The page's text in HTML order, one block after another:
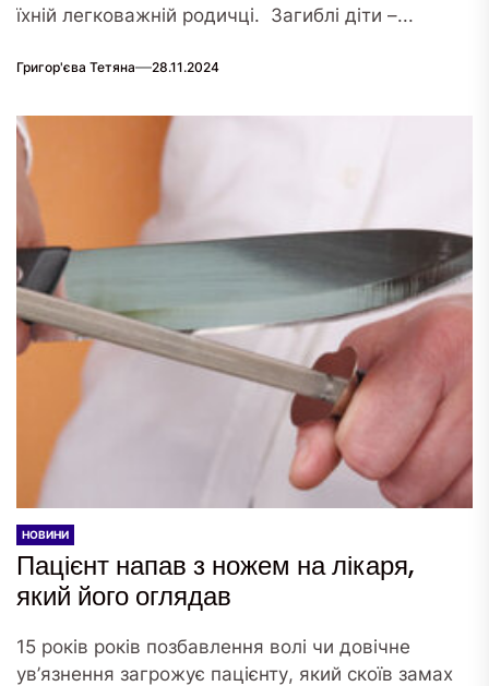
їхній легковажній родичці. Загиблі діти –...
Григор'єва Тетяна 28.11.2024
НОВИНИ
Пацієнт напав з ножем на лікаря,
який його оглядав
15 років років позбавлення волі чи довічне
ув’язнення загрожує пацієнту, який скоїв замах